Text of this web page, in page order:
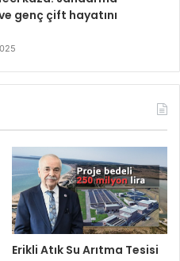
genç çift hayatını
Erikli Atık Su Arıtma Tesisi